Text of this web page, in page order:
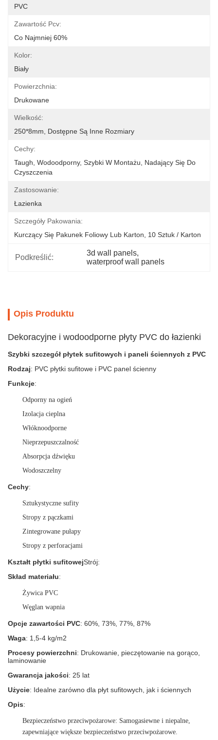
PVC
Zawartość Pcv:
Co Najmniej 60%
Kolor:
Biały
Powierzchnia:
Drukowane
Wielkość:
250*8mm, Dostępne Są Inne Rozmiary
Cechy:
Taugh, Wodoodporny, Szybki W Montażu, Nadający Się Do
Czyszczenia
Zastosowanie:
Łazienka
Szczegóły Pakowania:
Kurczący Się Pakunek Foliowy Lub Karton, 10 Sztuk / Karton
Podkreślić:
3d wall panels,
waterproof wall panels
Opis Produktu
Dekoracyjne i wodoodporne płyty PVC do łazienki
Szybki szczegół płytek sufitowych i paneli ściennych z PVC
Rodzaj: PVC płytki sufitowe i PVC panel ścienny
Funkcje:
Odporny na ogień
Izolacja cieplna
Włóknoodporne
Nieprzepuszczalność
Absorpcja dźwięku
Wodoszczelny
Cechy:
Sztukystyczne sufity
Stropy z pączkami
Zintegrowane pułapy
Stropy z perforacjami
Kształt płytki sufitowejStrój:
Skład materiału:
Żywica PVC
Węglan wapnia
Opcje zawartości PVC: 60%, 73%, 77%, 87%
Waga: 1,5-4 kg/m2
Procesy powierzchni: Drukowanie, pieczętowanie na gorąco,
laminowanie
Gwarancja jakości: 25 lat
Użycie: Idealne zarówno dla płyt sufitowych, jak i ściennych
Opis:
Bezpieczeństwo przeciwpożarowe: Samogasiewne i niepalne,
zapewniające większe bezpieczeństwo przeciwpożarowe.